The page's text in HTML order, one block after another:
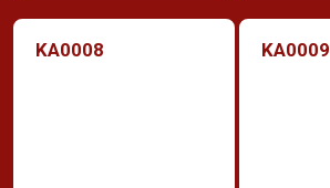
KA0008 KA0009